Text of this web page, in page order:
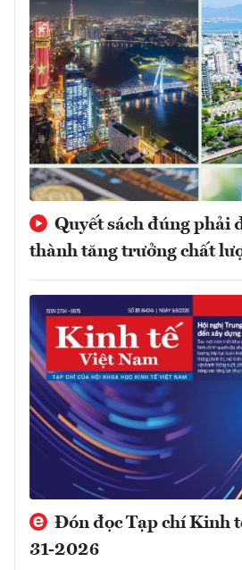
Quyết sách đúng phải
thành tăng trưởng chất
Đón đọc Tạp chí Kinh
31-2026